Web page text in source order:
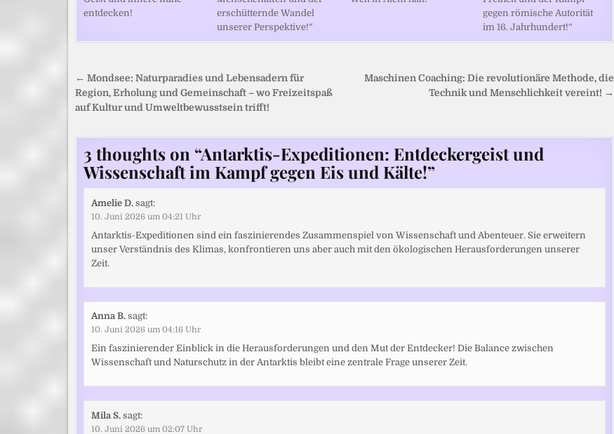
entdecken!
erschütternde Wandel
unserer Perspektive!“
gegen römische Autorität
im 16. Jahrhundert!“
Beitragsnavigation
Maschinen Coaching: Die revolutionäre Methode, die
Technik und Menschlichkeit vereint! →
← Mondsee: Naturparadies und Lebensadern für
Region, Erholung und Gemeinschaft – wo Freizeitspaß
auf Kultur und Umweltbewusstsein trifft!
3 thoughts on “Antarktis-Expeditionen: Entdeckergeist und
Wissenschaft im Kampf gegen Eis und Kälte!”
Amelie D. sagt:
10. Juni 2026 um 04:21 Uhr
Antarktis-Expeditionen sind ein faszinierendes Zusammenspiel von Wissenschaft und Abenteuer. Sie erweitern
unser Verständnis des Klimas, konfrontieren uns aber auch mit den ökologischen Herausforderungen unserer
Zeit.
Anna B. sagt:
10. Juni 2026 um 04:16 Uhr
Ein faszinierender Einblick in die Herausforderungen und den Mut der Entdecker! Die Balance zwischen
Wissenschaft und Naturschutz in der Antarktis bleibt eine zentrale Frage unserer Zeit.
Mila S. sagt:
10. Juni 2026 um 02:07 Uhr